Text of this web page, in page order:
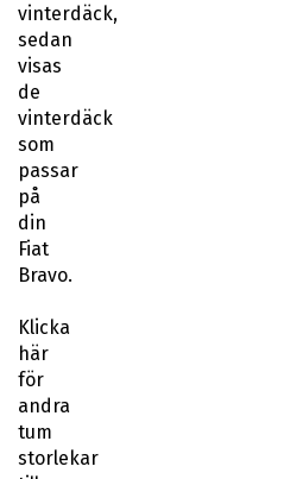
vinterdäck,
sedan
visas
de
vinterdäck
som
passar
på
din
Fiat
Bravo.
Klicka
här
för
andra
tum
storlekar